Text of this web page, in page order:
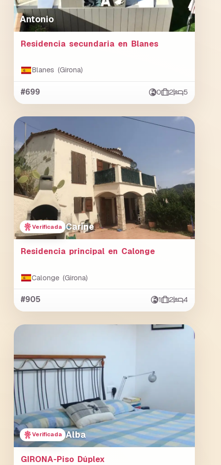
Antonio
Residencia secundaria en Blanes
Blanes (Girona)
#699 0 2 5
Verificada Carine
Residencia principal en Calonge
Calonge (Girona)
#905 1 2 4
Verificada Alba
GIRONA-Piso Dúplex